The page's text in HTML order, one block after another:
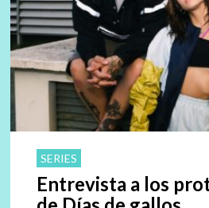
SERIES
Entrevista a los